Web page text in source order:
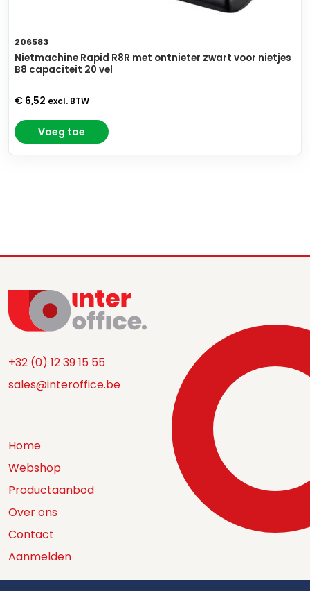
206583
Nietmachine Rapid R8R met ontnieter zwart voor nietjes
B8 capaciteit 20 vel
€ 6,52 excl. BTW
Voeg toe
+32 (0) 12 39 15 55
sales@interoffice.be
Home
Webshop
Productaanbod
Over ons
Contact
Aanmelden